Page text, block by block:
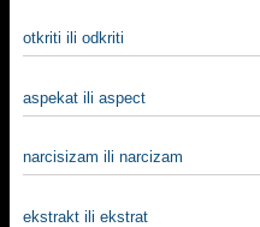
otkriti ili odkriti
aspekat ili aspect
narcisizam ili narcizam
ekstrakt ili ekstrat